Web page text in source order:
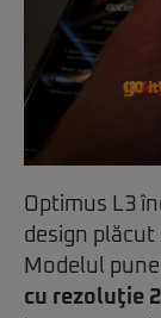
Optimus L3
design
Modelul
cu rezoluţie